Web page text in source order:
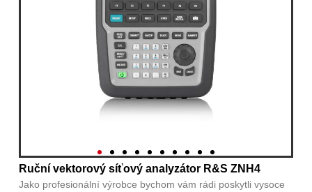
Ruční vektorový síťový analyzátor R&S ZNH4
Jako profesionální výrobce bychom vám rádi poskytli vysoce